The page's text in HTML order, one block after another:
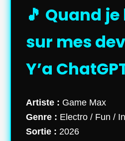
🎵 Quand
sur mes
Y’a
Artiste : Game Max
Genre : Electro / Fun /
Sortie : 2026